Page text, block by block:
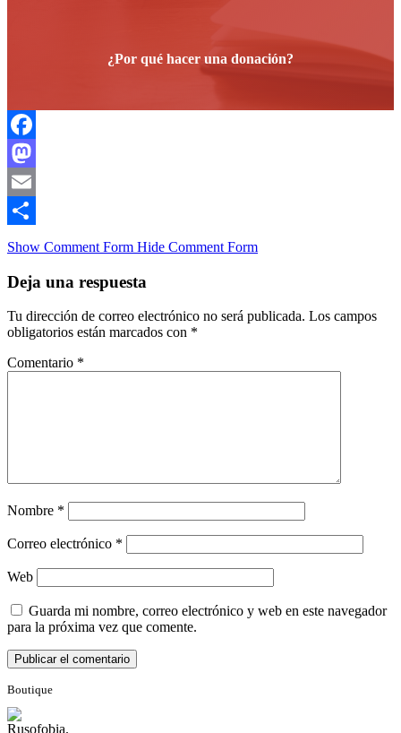
¿Por qué hacer una donación?
Facebook
Mastodon
Email
Compartir
Show Comment Form Hide Comment Form
Deja una respuesta
Tu dirección de correo electrónico no será publicada. Los campos
obligatorios están marcados con *
Comentario *
Nombre *
Correo electrónico *
Web
Guarda mi nombre, correo electrónico y web en este navegador
para la próxima vez que comente.
Boutique